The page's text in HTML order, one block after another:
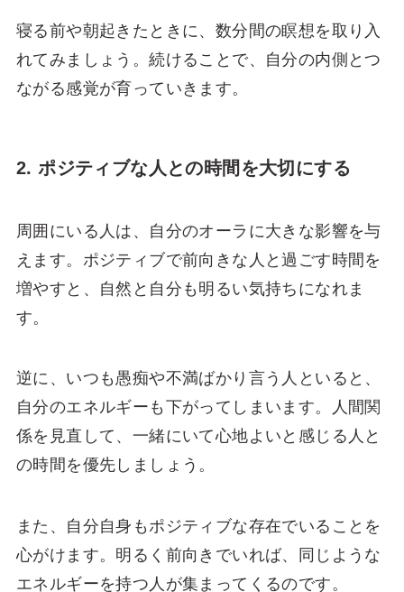
寝る前や朝起きたときに、数分間の瞑想を取り入
れてみましょう。続けることで、自分の内側とつ
ながる感覚が育っていきます。
2. ポジティブな人との時間を大切にする
周囲にいる人は、自分のオーラに大きな影響を与
えます。ポジティブで前向きな人と過ごす時間を
増やすと、自然と自分も明るい気持ちになれま
す。
逆に、いつも愚痴や不満ばかり言う人といると、
自分のエネルギーも下がってしまいます。人間関
係を見直して、一緒にいて心地よいと感じる人と
の時間を優先しましょう。
また、自分自身もポジティブな存在でいることを
心がけます。明るく前向きでいれば、同じような
エネルギーを持つ人が集まってくるのです。